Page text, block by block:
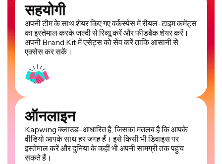
सहयोगी
अपनी टीम के साथ शेयर किए गए वर्कस्पेस में रीयल-टाइम कमेंट्स
का इस्तेमाल करके जल्दी से रिव्यू करें और फीडबैक शेयर करें।
अपनी Brand Kit में एसेट्स को सेव करें ताकि आसानी से
एक्सेस कर सकें।
ऑनलाइन
Kapwing क्लाउड-आधारित है, जिसका मतलब है कि आपके
वीडियो आपके साथ हर जगह हैं। इसे किसी भी डिवाइस पर
इस्तेमाल करें और दुनिया के कहीं भी अपनी सामग्री तक पहुंच
सकते हैं।